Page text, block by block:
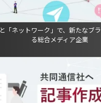
「ネットワーク」で、新たなブ
る総合メディア企業